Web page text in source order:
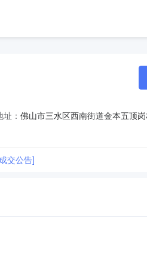
： 佛山市三水区西南街道金本五顶
交公告]